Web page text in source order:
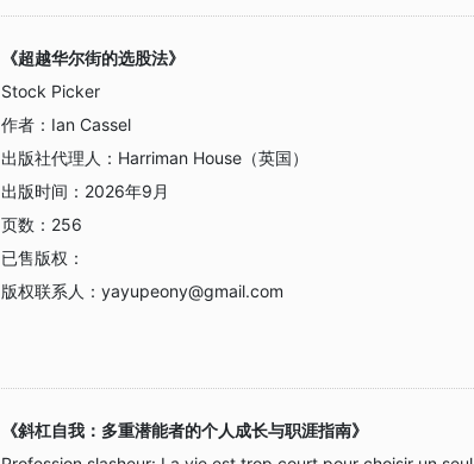
《超越华尔街的选股法》
Stock Picker
作者： Ian Cassel
出版社代理人： Harriman House（英国）
出版时间： 2026年9月
页数： 256
已售版权：
版权联系人： yayupeony@gmail.com
《斜杠自我：多重潜能者的个人成长与职涯指南》